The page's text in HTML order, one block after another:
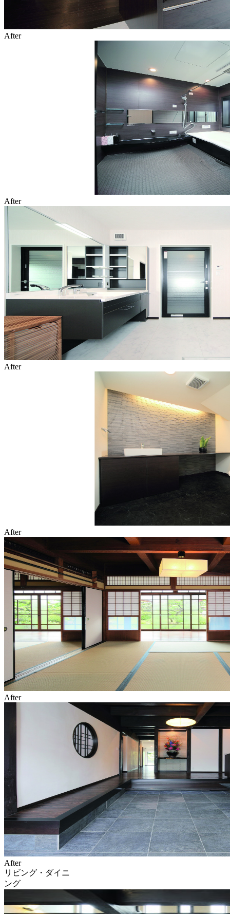
After
After
After
After
After
After
リビング・ダイニ
ング